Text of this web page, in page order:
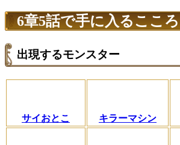
6章5話で手に入るこころ
出現するモンスター
サイおとこ キラーマシン